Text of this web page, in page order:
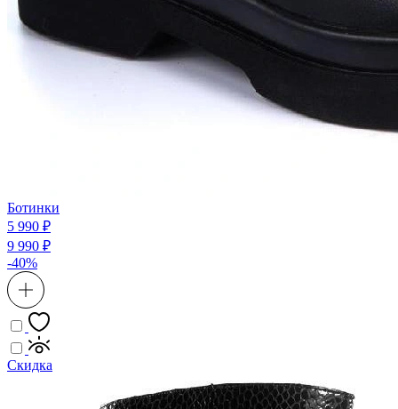
Ботинки
5 990 ₽
9 990 ₽
-40%
Скидка